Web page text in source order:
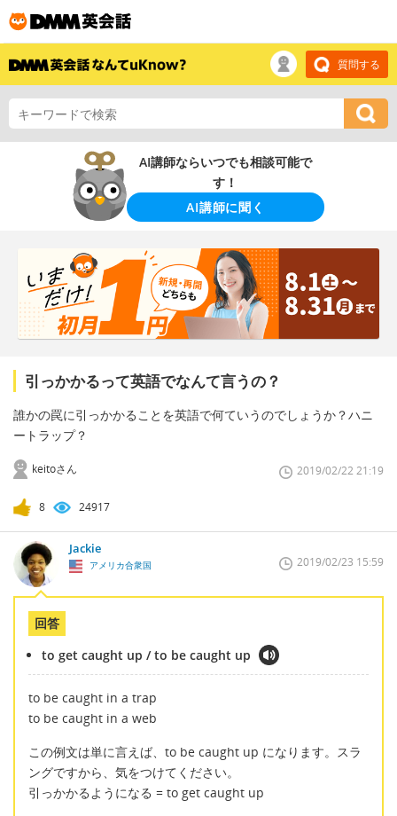
質問する
AI講師ならいつでも相談可能で
す！
AI講師に聞く
引っかかるって英語でなんて言うの？
誰かの罠に引っかかることを英語で何ていうのでしょうか？ハニ
ートラップ？
keitoさん 2019/02/22 21:19
8 24917
Jackie
アメリカ合衆国 2019/02/23 15:59
回答
to get caught up / to be caught up
to be caught in a trap
to be caught in a web
この例文は単に言えば、to be caught up になります。スラ
ングですから、気をつけてください。
引っかかるようになる = to get caught up